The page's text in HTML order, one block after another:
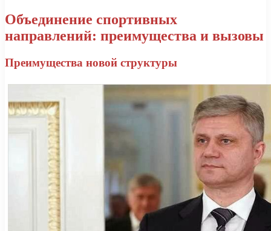
Объединение спортивных
направлений: преимущества и вызовы
Преимущества новой структуры